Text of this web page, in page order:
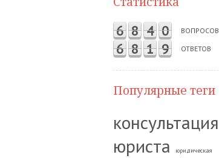
6 8 4 0 ВОПРОСОВ
6 8 1 9 ОТВЕТОВ
Популярные теги
консультация
юриста
юридическая